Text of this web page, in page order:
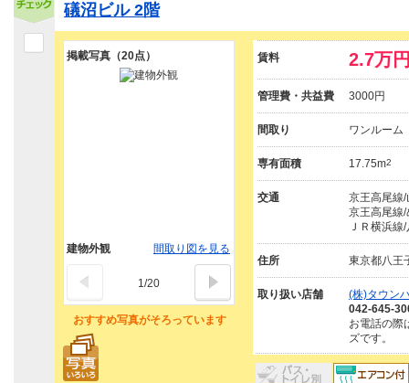
礒沼ビル 2階
掲載写真（20点）
おすすめ写真がそろっています
建物外観 間取り図を見る
1/20
賃料 2.7万
管理費・共益費 3000円
間取り ワンルーム
専有面積 17.75m2
交通
京王高尾線
京王高尾線
ＪＲ横浜
住所 東京都八王
取り扱い店舗
(株)タウン
042-645-
お電話の際
ズです。